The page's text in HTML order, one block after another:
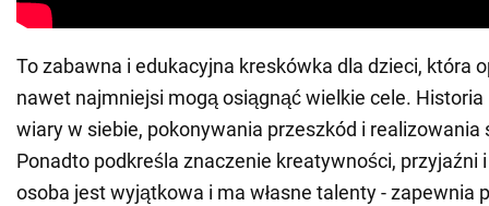
To zabawna i edukacyjna kreskówka dla dzieci, która
nawet najmniejsi mogą osiągnąć wielkie cele. Historia
wiary w siebie, pokonywania przeszkód i realizowania
Ponadto podkreśla znaczenie kreatywności, przyjaźni
osoba jest wyjątkowa i ma własne talenty - zapewnia